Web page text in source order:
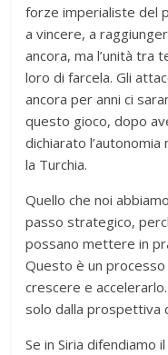
forze imperialiste del
a vincere, a
ancora, ma l’unità tra
loro di farcela. Gli
ancora per anni ci
questo gioco, dopo
dichiarato
la Turchia.
Quello che noi
passo strategico,
possano mettere in
Questo è un
crescere e
solo dalla prospettiva
Se in Siria difendiamo